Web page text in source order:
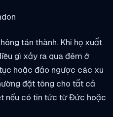
tán thành. Khi họ xuất
gì xảy ra qua đêm ở
hoặc đảo ngược các xu
đặt tông cho tất cả
nếu có tin tức từ Đức hoặc